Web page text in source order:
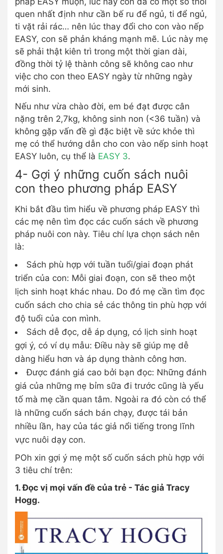
quen nhất định như cần bế ru để ngủ, ti để ngủ,
ti vặt rải rác… nên lúc thay đổi cho con vào nếp
EASY, con sẽ phản kháng mạnh mẽ. Lúc này mẹ
sẽ phải thật kiên trì trong một thời gian dài,
đồng thời tỷ lệ thành công sẽ không cao như
việc cho con theo EASY ngày từ những ngày
mới sinh.
Nếu như vừa chào đời, em bé đạt được cân
nặng trên 2,7kg, không sinh non (<36 tuần) và
không gặp vấn đề gì đặc biệt về sức khỏe thì
mẹ có thể hướng dẫn cho con vào nếp sinh hoạt
EASY luôn, cụ thể là EASY 3.
4- Gợi ý những cuốn sách nuôi
con theo phương pháp EASY
Khi bắt đầu tìm hiểu về phương pháp EASY thì
các mẹ nên tìm đọc các cuốn sách về phương
pháp nuôi con này. Tiêu chí lựa chọn sách nên
là:
Sách phù hợp với tuần tuổi/giai đoạn phát
triển của con: Mỗi giai đoạn, con sẽ theo một
lịch sinh hoạt khác nhau. Do đó mẹ cần tìm đọc
cuốn sách cho chia sẻ các thông tin phù hợp với
độ tuổi của con mình.
Sách dễ đọc, dễ áp dụng, có lịch sinh hoạt
gợi ý, có ví dụ mẫu: Điều này sẽ giúp mẹ dễ
dàng hiểu hơn và áp dụng thành công hơn.
Được đánh giá cao bởi bạn đọc: Những đánh
giá của những mẹ bỉm sữa đi trước cũng là yếu
tố mà mẹ cần quan tâm. Ngoài ra đó còn có thể
là những cuốn sách bán chạy, được tái bản
nhiều lần, hay của tác giả nổi tiếng trong lĩnh
vực nuôi dạy con.
POh xin gợi ý mẹ một số cuốn sách phù hợp với
3 tiêu chí trên:
1. Đọc vị mọi vấn đề của trẻ - Tác giả Tracy
Hogg.